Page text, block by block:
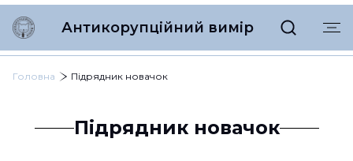
Антикорупційний вимір
Головна Підрядник новачок
Підрядник новачок